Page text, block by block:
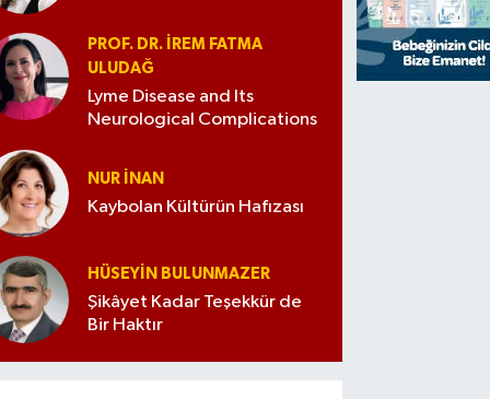
PROF. DR. İREM FATMA
ULUDAĞ
Lyme Disease and Its
Neurological Complications
NUR İNAN
Kaybolan Kültürün Hafızası
HÜSEYIN BULUNMAZER
Şikâyet Kadar Teşekkür de
Bir Haktır